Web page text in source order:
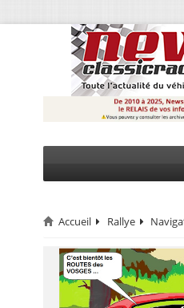
CIRCUIT
RALLYE
MONTAGNE
Accueil Rallye